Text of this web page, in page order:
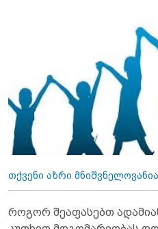
თქვენი აზრი
როგორ შეაფასებთ